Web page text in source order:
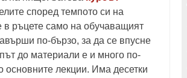
според темпото си на
в ръцете само на обучаващият
по-бързо, за да се впусне
до материали е и много по-
лекции. Има десетки